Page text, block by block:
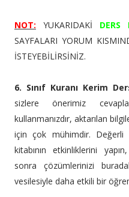
NOT: YUKARIDAKİ DERS
SAYFALARI YORUM
İSTEYEBİLİRSİNİZ.
6. Sınıf Kuranı Kerim
sizlere önerimiz
kullanmanızdır, aktarılan
için çok mühimdir. Değerli
kitabının etkinliklerini
sonra çözümlerinizi
vesilesiyle daha etkili bir